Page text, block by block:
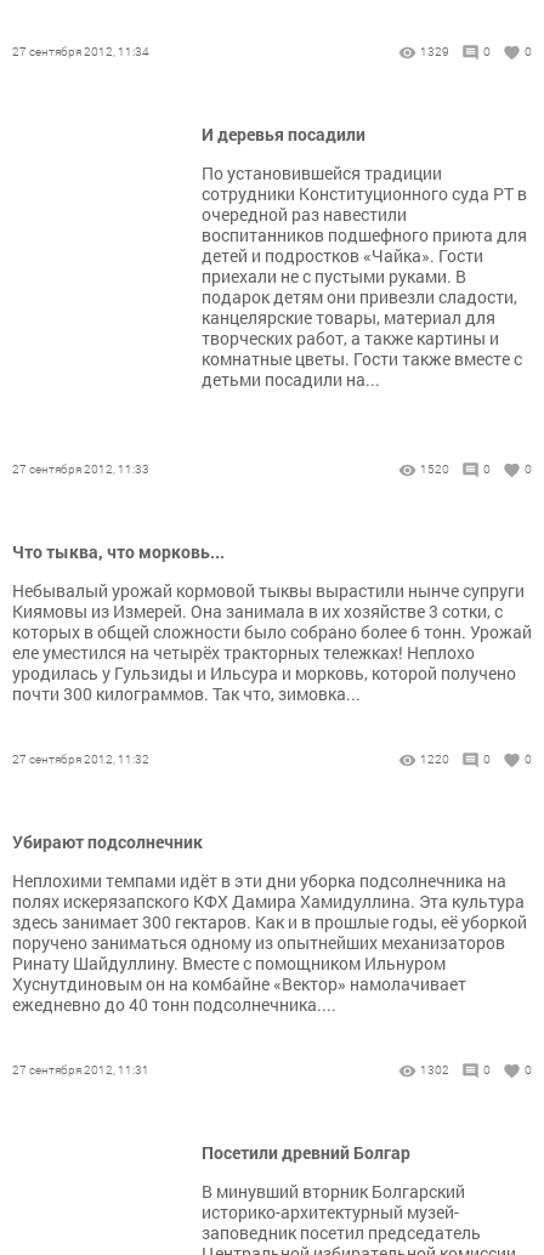
27 сентября 2012, 11:34 1329 0 0
И деревья посадили
По установившейся традиции
сотрудники Конституционного суда РТ в
очередной раз навестили
воспитанников подшефного приюта для
детей и подростков «Чайка». Гости
приехали не с пустыми руками. В
подарок детям они привезли сладости,
канцелярские товары, материал для
творческих работ, а также картины и
комнатные цветы. Гости также вместе с
детьми посадили на...
27 сентября 2012, 11:33 1520 0 0
Что тыква, что морковь...
Небывалый урожай кормовой тыквы вырастили нынче супруги
Киямовы из Измерей. Она занимала в их хозяйстве 3 сотки, с
которых в общей сложности было собрано более 6 тонн. Урожай
еле уместился на четырёх тракторных тележках! Неплохо
уродилась у Гульзиды и Ильсура и морковь, которой получено
почти 300 килограммов. Так что, зимовка...
27 сентября 2012, 11:32 1220 0 0
Убирают подсолнечник
Неплохими темпами идёт в эти дни уборка подсолнечника на
полях искерязапского КФХ Дамира Хамидуллина. Эта культура
здесь занимает 300 гектаров. Как и в прошлые годы, её уборкой
поручено заниматься одному из опытнейших механизаторов
Ринату Шайдуллину. Вместе с помощником Ильнуром
Хуснутдиновым он на комбайне «Вектор» намолачивает
ежедневно до 40 тонн подсолнечника....
27 сентября 2012, 11:31 1302 0 0
Посетили древний Болгар
В минувший вторник Болгарский
историко-архитектурный музей-
заповедник посетил председатель